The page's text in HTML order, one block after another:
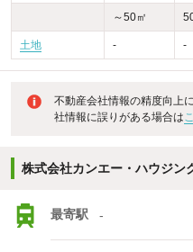
～50㎡
土地 - -
不動産会社情報の精度向上
社情報に誤りがある場合は
株式会社カンエー・ハウジン
最寄駅 -